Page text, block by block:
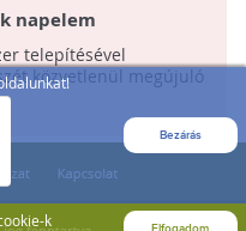
Bezárás
k
Elfogadom
napelem
telepítésével
közvetlenül megújuló